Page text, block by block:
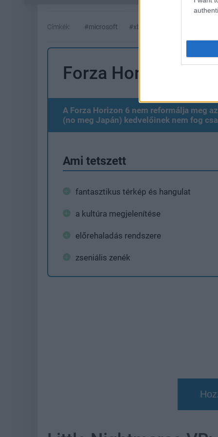
Címkék: #microsoft #xbox game studios
Forza Horizon 6
A Forza Horizon 6 nem reformálja meg
(no meg Japán) kedvelőinek nem fog
Ami tetszett
fantasztikus térkép és hangulat
a kultúra megjelenítése
előrehaladás rendszere
zseniális zenék